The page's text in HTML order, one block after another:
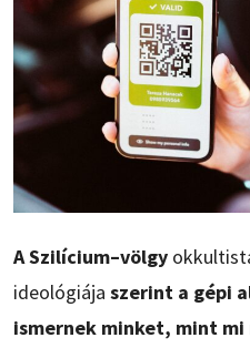
A Szilícium–völgy
ideológiája szerint a gépi
ismernek minket, mint mi